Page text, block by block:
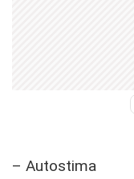
– Autostima